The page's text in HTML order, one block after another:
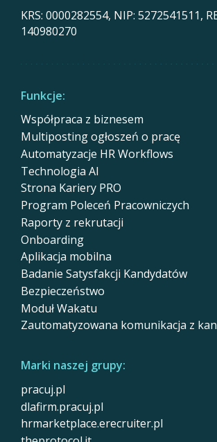
KRS: 0000282554, NIP: 5272541511,
140980270
Funkcje:
Współpraca z biznesem
Multiposting ogłoszeń o pracę
Automatyzacje HR Workflows
Technologia AI
Strona Kariery PRO
Program Poleceń Pracowniczych
Raporty z rekrutacji
Onboarding
Aplikacja mobilna
Badanie Satysfakcji Kandydatów
Bezpieczeństwo
Moduł Wakatu
Zautomatyzowana komunikacja z
Marki naszej grupy:
pracuj.pl
dlafirm.pracuj.pl
hrmarketplace.erecruiter.pl